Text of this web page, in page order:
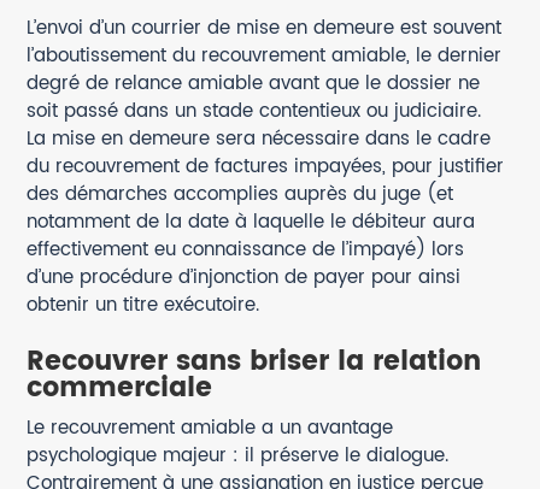
L’envoi d’un courrier de mise en demeure est souvent
l’aboutissement du recouvrement amiable, le dernier
degré de relance amiable avant que le dossier ne
soit passé dans un stade contentieux ou judiciaire.
La mise en demeure sera nécessaire dans le cadre
du recouvrement de factures impayées, pour justifier
des démarches accomplies auprès du juge (et
notamment de la date à laquelle le débiteur aura
effectivement eu connaissance de l’impayé) lors
d’une procédure d’injonction de payer pour ainsi
obtenir un titre exécutoire.
Recouvrer sans briser la relation
commerciale
Le recouvrement amiable a un avantage
psychologique majeur : il préserve le dialogue.